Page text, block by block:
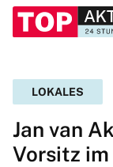
LOKALES
Jan van
Vorsitz